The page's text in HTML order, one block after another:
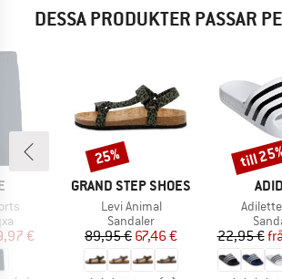
DESSA PRODUKTER PASSAR
pris
€
VARUMÄRKE
GRAND STEP SHOES
Produkter
Levi Animal
Produktgrupp
Sandaler
Pris
89,95 €Reducerat pris
67,46 €
Rabatt
25%
22,95 €
Rabatt
till